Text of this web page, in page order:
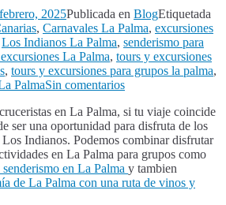
2025Publicada en BlogEtiquetada
, Carnavales La Palma, excursiones
Los Indianos La Palma, senderismo para
La Palma, tours y excursiones
, tours y excursiones para grupos la palma,
PalmaSin comentariosen
para
crucerista
La
Palma,
especial
Los
en La Palma, si tu viaje coincide
ser una oportunidad para disfruta de los
Indianos. Podemos combinar disfrutar
en La Palma para grupos como
en La Palma y tambien
de La Palma con una ruta de vinos y